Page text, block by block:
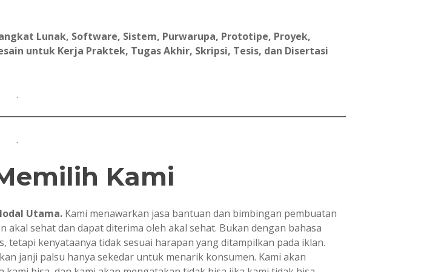
Lunak, Software, Sistem, Purwarupa, Prototipe, Proyek,
untuk Kerja Praktek, Tugas Akhir, Skripsi, Tesis, dan Disertasi
.
.
Kami
Utama.Kami menawarkan jasa bantuan dan bimbingan pembuatan
akal sehat dan dapat diterima oleh akal sehat. Bukan dengan bahasa
tetapi kenyataanya tidak sesuai harapan yang ditampilkan pada iklan.
janji palsu hanya sekedar untuk menarik konsumen. Kami akan